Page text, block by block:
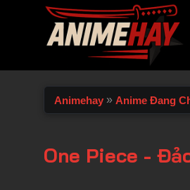
Animehay » Anime Đang
One Piece -